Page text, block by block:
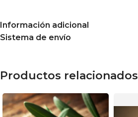
Información adicional
Sistema de envío
Productos relacionados